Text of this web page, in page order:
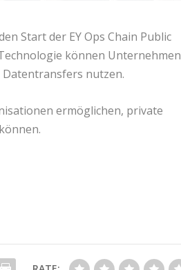
Start der EY Ops Chain Public
können Unternehmen
nutzen.
ermöglichen, private